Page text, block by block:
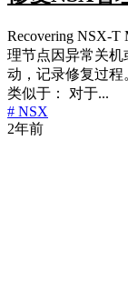
Recovering NSX-T
理节点因异常关
动，记录修复过程
类似于： 对于...
# NSX
2年前